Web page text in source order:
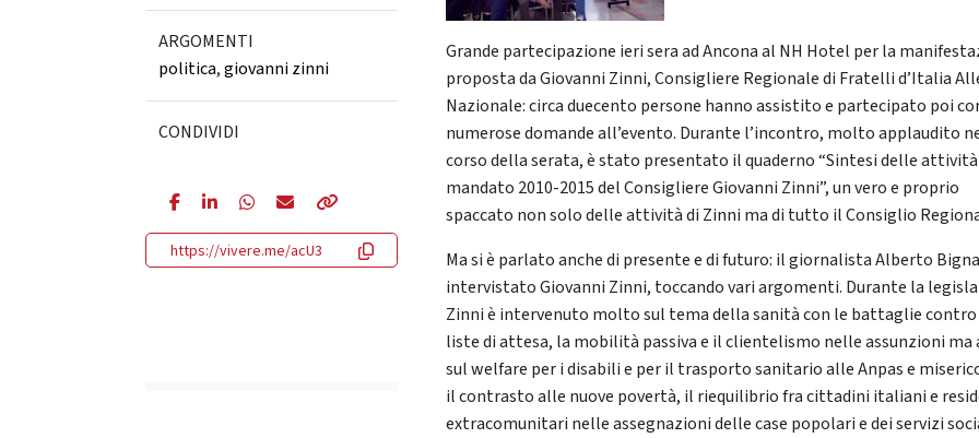
ARGOMENTI
politica,giovanni zinni
CONDIVIDI
https://vivere.me/acU3
Grande partecipazione ieri sera ad Ancona al NH Hotel per la
proposta da Giovanni Zinni, Consigliere Regionale di Fratelli d’Italia
Nazionale: circa duecento persone hanno assistito e partecipato poi
numerose domande all’evento. Durante l’incontro, molto applaudito
corso della serata, è stato presentato il quaderno “Sintesi delle
mandato 2010-2015 del Consigliere Giovanni Zinni”, un vero e proprio
spaccato non solo delle attività di Zinni ma di tutto il Consiglio
Ma si è parlato anche di presente e di futuro: il giornalista Alberto
intervistato Giovanni Zinni, toccando vari argomenti. Durante la
Zinni è intervenuto molto sul tema della sanità con le battaglie
liste di attesa, la mobilità passiva e il clientelismo nelle assunzioni ma
sul welfare per i disabili e per il trasporto sanitario alle Anpas e
il contrasto alle nuove povertà, il riequilibrio fra cittadini italiani e
extracomunitari nelle assegnazioni delle case popolari e dei servizi